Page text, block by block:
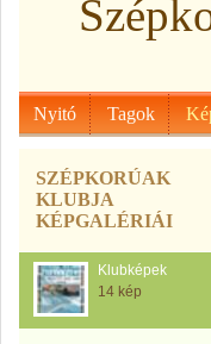
Nyitó Tagok
SZÉPKORÚAK
KLUBJA
KÉPGALÉRIÁI
Klubképek
14 kép